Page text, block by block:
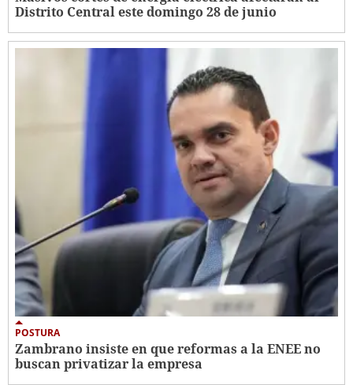
Distrito Central este domingo 28 de junio
POSTURA
Zambrano insiste en que reformas a la ENEE no
buscan privatizar la empresa